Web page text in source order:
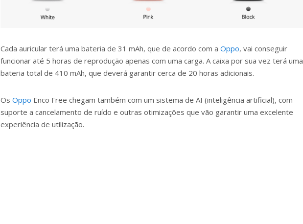
Cada auricular terá uma bateria de 31 mAh, que de acordo com a Oppo, vai conseguir
funcionar até 5 horas de reprodução apenas com uma carga. A caixa por sua vez terá uma
bateria total de 410 mAh, que deverá garantir cerca de 20 horas adicionais.
Os Oppo Enco Free chegam também com um sistema de AI (inteligência artificial), com
suporte a cancelamento de ruído e outras otimizações que vão garantir uma excelente
experiência de utilização.